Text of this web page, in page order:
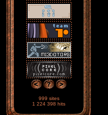
999 sites
1 224 398 hits